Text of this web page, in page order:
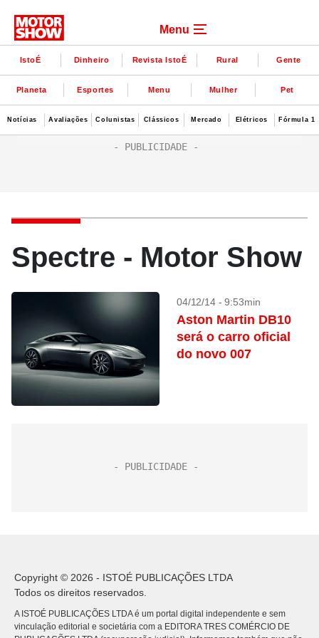
Menu
IstoÉ Dinheiro Revista IstoÉ Rural Gente
Planeta Esportes Menu Mulher Pet
Notícias Avaliações Colunistas Clássicos Mercado Elétricos Fórmula 1
Spectre - Motor Show
04/12/14 - 9:53min
Aston Martin DB10
será o carro oficial
do novo 007
Copyright © 2026 - ISTOÉ PUBLICAÇÕES LTDA
Todos os direitos reservados.
A ISTOÉ PUBLICAÇÕES LTDA é um portal digital independente e sem
vinculação editorial e societária com a EDITORA TRES COMÉRCIO DE